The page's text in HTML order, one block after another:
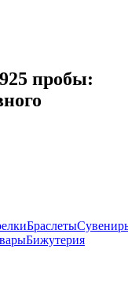
пробы:
Браслеты
Бижутерия